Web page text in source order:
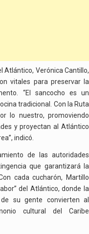
Atlántico, Verónica Cantillo,
vitales para preservar la
“El sancocho es un
tradicional. Con la Ruta
lo nuestro, promoviendo
y proyectan al Atlántico
indicó.
de las autoridades
que garantizará la
cada cucharón, Martillo
del Atlántico, donde la
su gente convierten al
cultural del Caribe